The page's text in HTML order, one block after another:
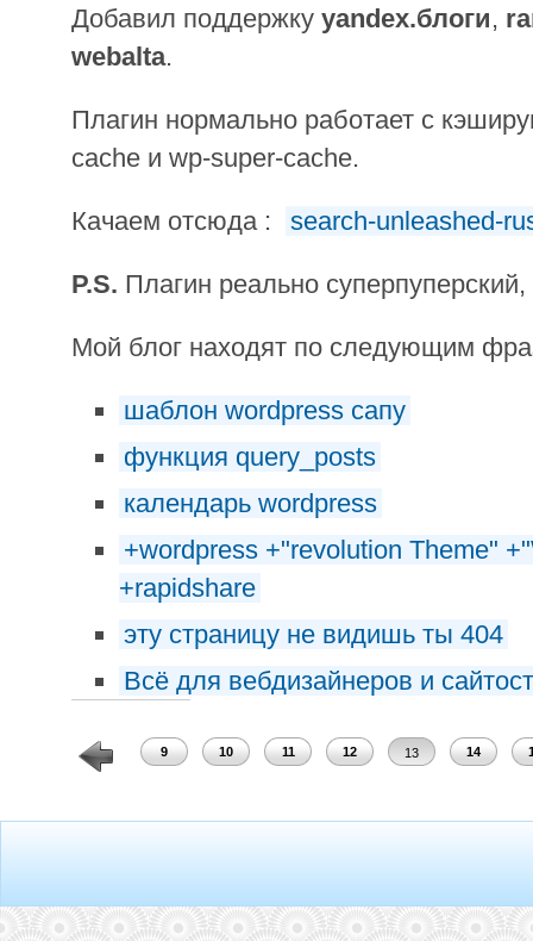
Добавил поддержку yandex.блоги,
webalta.
Плагин нормально работает с
cache и wp-super-cache.
Качаем отсюда : search-unleashed-
P.S. Плагин реально
Мой блог находят по следующим
шаблон wordpress сапу
функция query_posts
календарь wordpress
+wordpress +"revolution Theme"
+rapidshare
эту страницу не видишь ты 404
Всё для вебдизайнеров и
8 9 10 11 12 13 14